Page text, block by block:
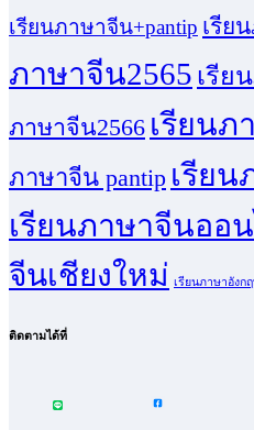
เรียนภาษาจีน+pantip เรีย
ภาษาจีน2565 เรีย
ภาษาจีน2566 เรียนภ
ภาษาจีน pantip เรีย
เรียนภาษาจีนออ
จีนเชียงใหม่ เรียนภาษาอังก
ติดตามได้ที่